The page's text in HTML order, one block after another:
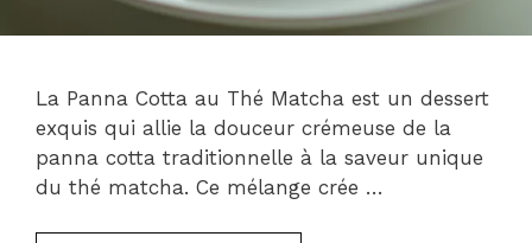
La Panna Cotta au Thé Matcha est un dessert
exquis qui allie la douceur crémeuse de la
panna cotta traditionnelle à la saveur unique
du thé matcha. Ce mélange crée …